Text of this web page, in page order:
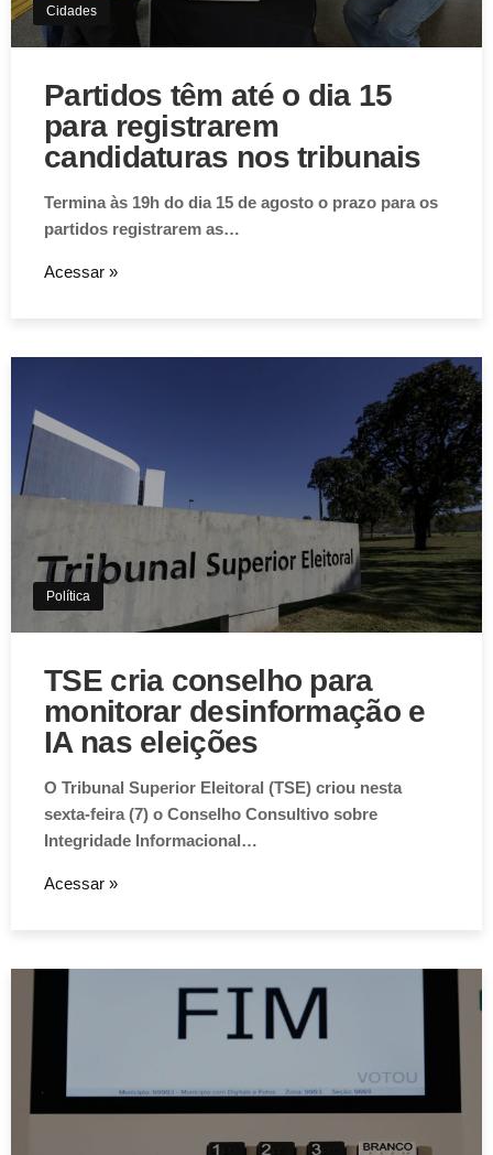
Cidades
Partidos têm até o dia 15
para registrarem
candidaturas nos tribunais
Termina às 19h do dia 15 de agosto o prazo para os
partidos registrarem as…
Acessar »
Política
TSE cria conselho para
monitorar desinformação e
IA nas eleições
O Tribunal Superior Eleitoral (TSE) criou nesta
sexta-feira (7) o Conselho Consultivo sobre
Integridade Informacional…
Acessar »